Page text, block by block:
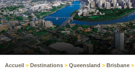
Accueil > Destinations > Queensland > Brisbane >